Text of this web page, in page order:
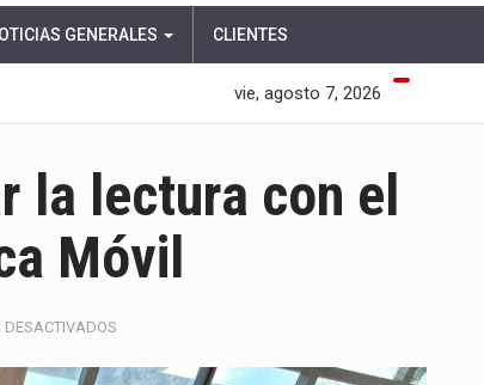
GENERALES CLIENTES
vie, agosto 7, 2026
la lectura con el
Móvil
DESACTIVADOS
PONE